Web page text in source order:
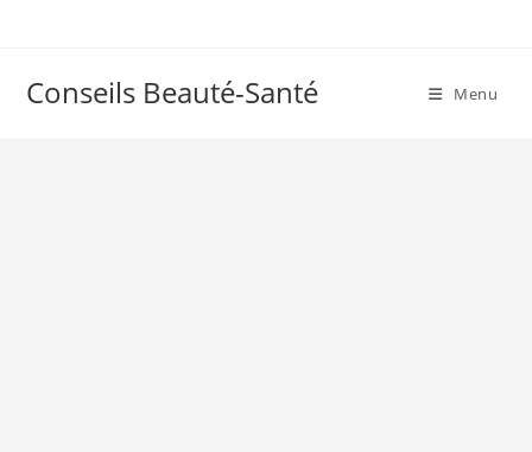
Conseils Beauté-Santé Menu